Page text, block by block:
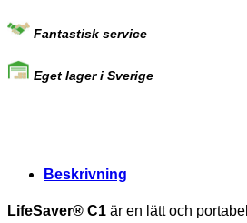
Fantastisk service
Eget lager i Sverige
Beskrivning
LifeSaver® C1 är en lätt och